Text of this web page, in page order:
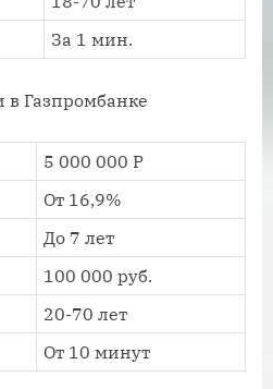
За 1 мин.
5 000 000 Р
От 16,9%
До 7 лет
100 000 руб.
20-70 лет
От 10 минут